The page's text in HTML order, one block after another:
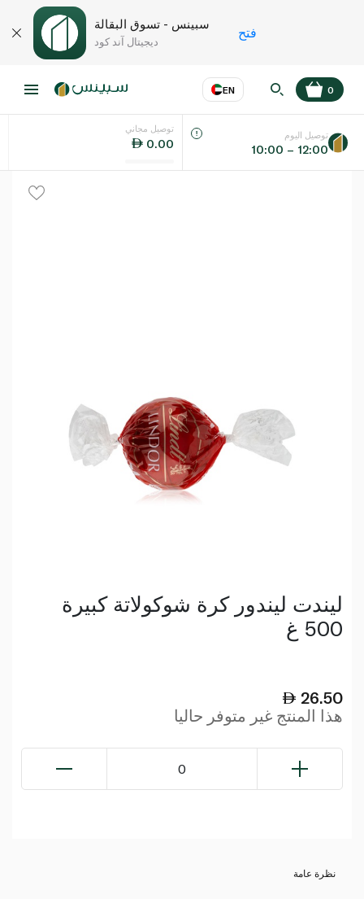
سبينس - تسوق البقالة
ديجيتال آند كود
فتح
EN
اللغة عر
0
توصيل مجاني
0.00
توصيل اليوم
10:00 – 12:00
ليندت ليندور كرة شوكولاتة كبيرة
500 غ
26.50
هذا المنتج غير متوفر حاليا
0
نظرة عامة